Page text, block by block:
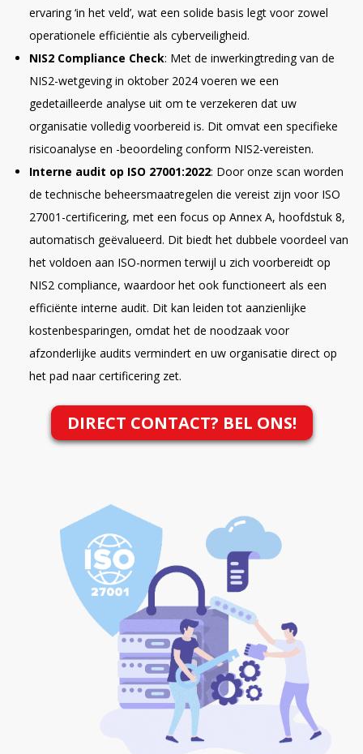
ervaring ‘in het veld’, wat een solide basis legt voor zowel
operationele efficiëntie als cyberveiligheid.
NIS2 Compliance Check: Met de inwerkingtreding van de
NIS2-wetgeving in oktober 2024 voeren we een
gedetailleerde analyse uit om te verzekeren dat uw
organisatie volledig voorbereid is. Dit omvat een specifieke
risicoanalyse en -beoordeling conform NIS2-vereisten.
Interne audit op ISO 27001:2022: Door onze scan worden
de technische beheersmaatregelen die vereist zijn voor ISO
27001-certificering, met een focus op Annex A, hoofdstuk 8,
automatisch geëvalueerd. Dit biedt het dubbele voordeel van
het voldoen aan ISO-normen terwijl u zich voorbereidt op
NIS2 compliance, waardoor het ook functioneert als een
efficiënte interne audit. Dit kan leiden tot aanzienlijke
kostenbesparingen, omdat het de noodzaak voor
afzonderlijke audits vermindert en uw organisatie direct op
het pad naar certificering zet.
DIRECT CONTACT? BEL ONS!